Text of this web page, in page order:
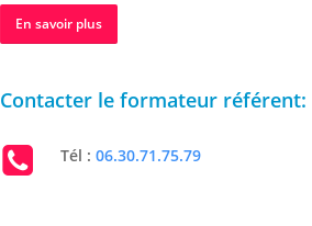
En savoir plus
Contacter le formateur référent:
Tél : 06.30.71.75.79